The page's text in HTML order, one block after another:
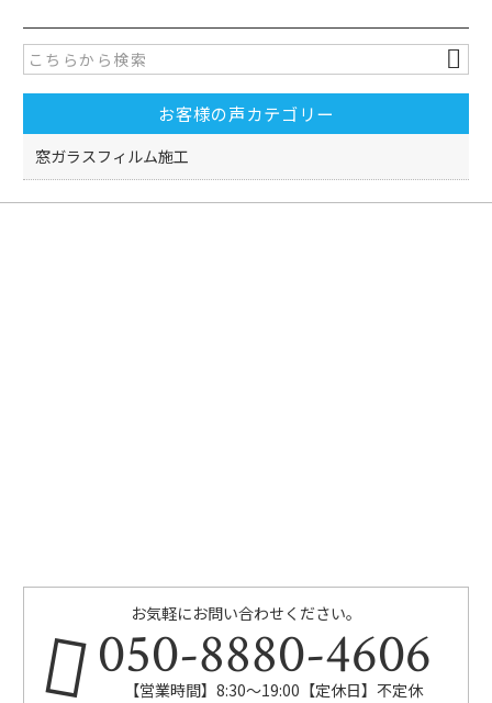
e
b
o
o
k
er
お客様の声カテゴリー
窓ガラスフィルム施工
お気軽にお問い合わせください。
050-8880-4606
【営業時間】8:30～19:00【定休日】不定休